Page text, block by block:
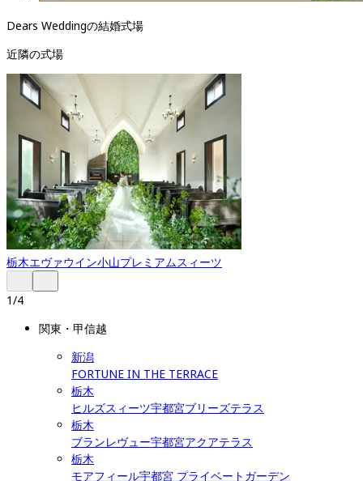
Dears Weddingの結婚式場
近隣の式場
栃木エヴァウイン小山プレミアムスィーツ
1/4
関東・甲信越
新潟
FORTUNE IN THE TERRACE
栃木
ヒルズスィーツ宇都宮ブリーズテラス
栃木
ブランレヴュー宇都宮アクアテラス
栃木
モアフィール宇都宮 プライベートガーデン